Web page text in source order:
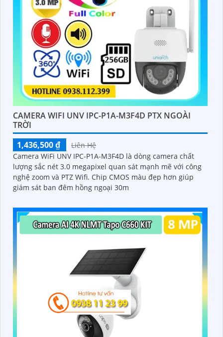
CAMERA WIFI UNV IPC-P1A-M3F4D PTX NGOÀI
TRỜI
1,436,500 ₫
Liên Hệ
Camera WiFi UNV IPC-P1A-M3F4D là dòng camera chất
lượng sắc nét 3.0 megapixel quan sát mạnh mẽ với công
nghệ zoom và PTZ Wifi. Chip CMOS màu đẹp hơn giúp
giám sát ban đêm hồng ngoại 30m